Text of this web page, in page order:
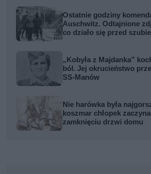
Ostatnie godziny
Auschwitz. Odtajnione
co działo się przed
„Kobyła z Majdanka”
ból. Jej okrucieństwo
SS-Manów
Nie harówka była
koszmar chłopek
zamknięciu drzwi domu